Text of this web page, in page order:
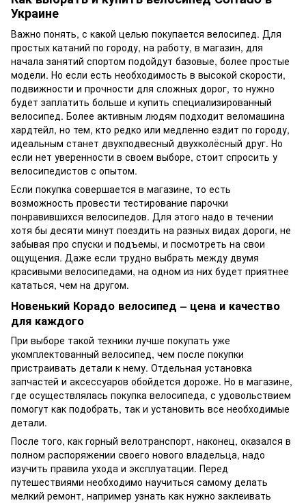
Украине
Важно понять, с какой целью покупается велосипед. Для
простых катаний по городу, на работу, в магазин, для
начала занятий спортом подойдут базовые, более простые
модели. Но если есть необходимость в высокой скорости,
подвижности и прочности для сложных дорог, то нужно
будет заплатить больше и купить специализированный
велосипед. Более активным людям подходит веломашина
хардтейл, но тем, кто редко или медленно ездит по городу,
идеальным станет двухподвесный двухколёсный друг. Но
если нет уверенности в своем выборе, стоит спросить у
велосипедистов с опытом.
Если покупка совершается в магазине, то есть
возможность провести тестирование парочки
понравившихся велосипедов. Для этого надо в течении
хотя бы десяти минут поездить на разных видах дороги, не
забывая про спуски и подъемы, и посмотреть на свои
ощущения. Даже если трудно выбрать между двумя
красивыми велосипедами, на одном из них будет приятнее
кататься, чем на другом.
Новенький Корадо велосипед – цена и качество
для каждого
При выборе такой техники лучше покупать уже
укомплектованный велосипед, чем после покупки
пристраивать детали к нему. Отдельная установка
запчастей и аксессуаров обойдется дороже. Но в магазине,
где осуществлялась покупка велосипеда, с удовольствием
помогут как подобрать, так и установить все необходимые
детали.
После того, как горный велотранспорт, наконец, оказался в
полном распоряжении своего нового владельца, надо
изучить правила ухода и эксплуатации. Перед
путешествиями необходимо научиться самому делать
мелкий ремонт, например узнать как нужно заклеивать